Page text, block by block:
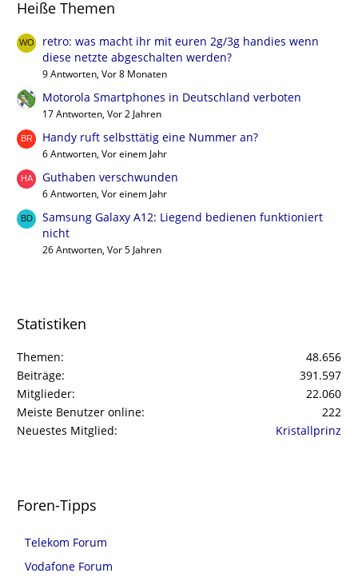
Heiße Themen
retro: was macht ihr mit euren 2g/3g handies wenn
diese netzte abgeschalten werden?
9 Antworten, Vor 8 Monaten
Motorola Smartphones in Deutschland verboten
17 Antworten, Vor 2 Jahren
Handy ruft selbsttätig eine Nummer an?
6 Antworten, Vor einem Jahr
Guthaben verschwunden
6 Antworten, Vor einem Jahr
Samsung Galaxy A12: Liegend bedienen funktioniert
nicht
26 Antworten, Vor 5 Jahren
Statistiken
Themen
48.656
Beiträge
391.597
Mitglieder
22.060
Meiste Benutzer online
222
Neuestes Mitglied
Kristallprinz
Foren-Tipps
Telekom Forum
Vodafone Forum